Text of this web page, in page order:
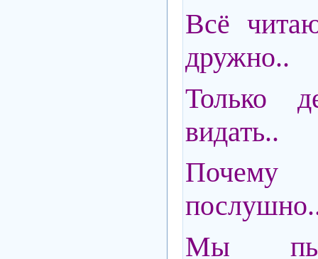
Всё
дружно..
Только
видать..
Почему
Мы